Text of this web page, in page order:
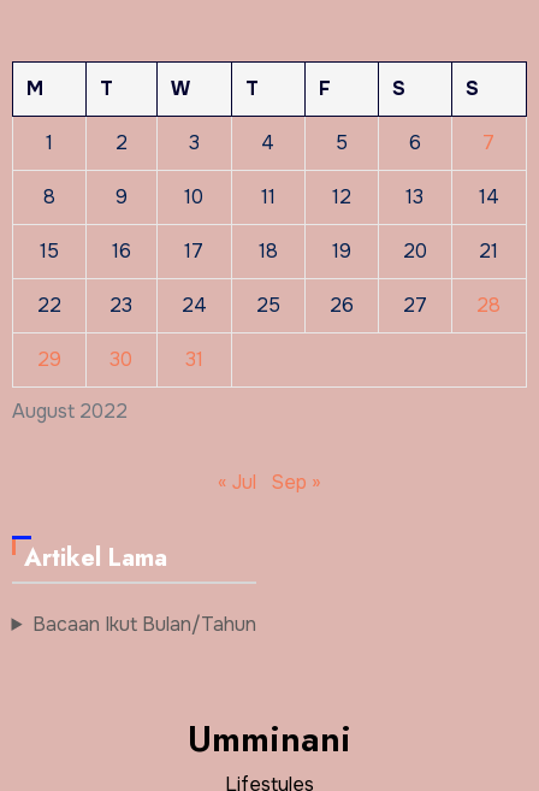
August 2022
M T W T F S S
1 2 3 4 5 6 7
8 9 10 11 12 13 14
15 16 17 18 19 20 21
22 23 24 25 26 27 28
29 30 31
« Jul Sep »
Artikel Lama
Bacaan Ikut Bulan/Tahun
Umminani
Lifestyles